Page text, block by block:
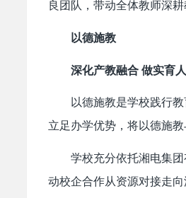
良团队，带动全体教师深
以德施教
深化产教融合 做实育
以德施教是学校践行
立足办学优势，将以德施
学校充分依托湘电集
动校企合作从资源对接走